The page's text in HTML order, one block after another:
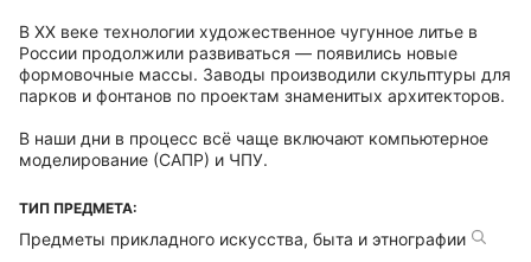
В XX веке технологии художественное чугунное литье в
России продолжили развиваться — появились новые
формовочные массы. Заводы производили скульптуры для
парков и фонтанов по проектам знаменитых архитекторов.
В наши дни в процесс всё чаще включают компьютерное
моделирование (САПР) и ЧПУ.
ТИП ПРЕДМЕТА:
Предметы прикладного искусства, быта и этнографии